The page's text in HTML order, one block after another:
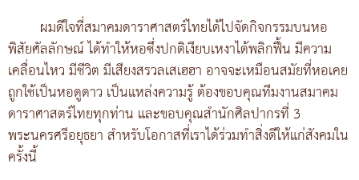
ผมดีใจที่สมาคมดาราศาสตร์ไทยได้ไปจัดกิจกรรมบนหอ
พิสัยศัลลักษณ์ ได้ทำให้หอซึ่งปกติเงียบเหงาได้พลิกฟื้น มีความ
เคลื่อนไหว มีชีวิต มีเสียงสรวลเสเฮฮา อาจจะเหมือนสมัยที่หอเคย
ถูกใช้เป็นหอดูดาว เป็นแหล่งความรู้ ต้องขอบคุณทีมงานสมาคม
ดาราศาสตร์ไทยทุกท่าน และขอบคุณสำนักศิลปากรที่ 3
พระนครศรีอยุธยา สำหรับโอกาสที่เราได้ร่วมทำสิ่งดีให้แก่สังคมใน
ครั้งนี้